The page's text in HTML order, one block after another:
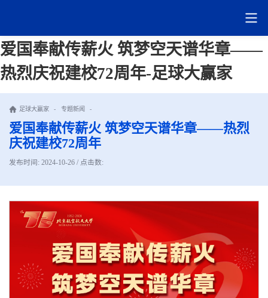
爱国奉献传薪火 筑梦空天谱华章——
热烈庆祝建校72周年-足球大赢家
足球大赢家 - 专题新闻 -
爱国奉献传薪火 筑梦空天谱华章——热烈
庆祝建校72周年
发布时间: 2024-10-26 / 点击数: